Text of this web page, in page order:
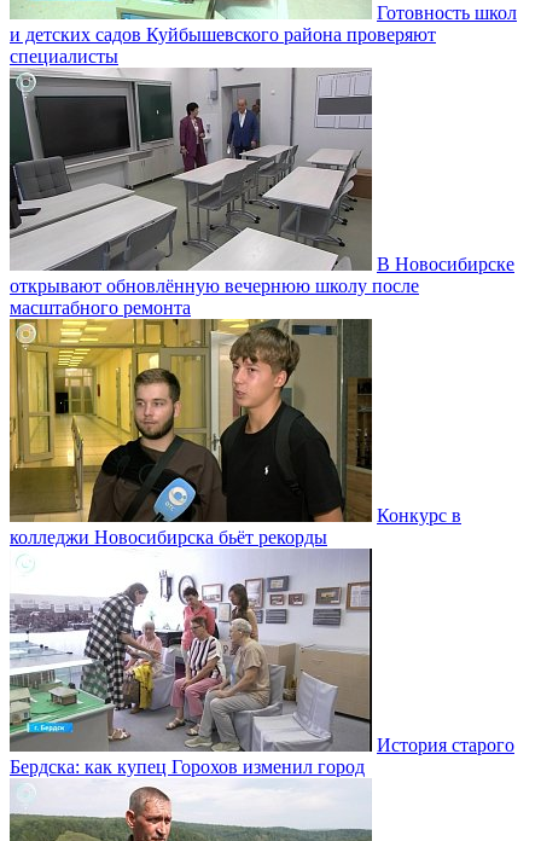
Готовность школ
и детских садов Куйбышевского района проверяют
специалисты
В Новосибирске
открывают обновлённую вечернюю школу после
масштабного ремонта
Конкурс в
колледжи Новосибирска бьёт рекорды
История старого
Бердска: как купец Горохов изменил город